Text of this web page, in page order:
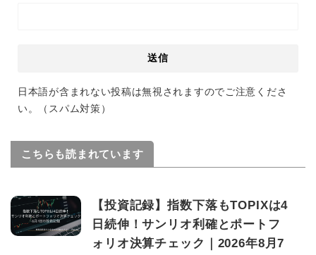
日本語が含まれない投稿は無視されますのでご注意くださ
い。（スパム対策）
こちらも読まれています
【投資記録】指数下落もTOPIXは4
日続伸！サンリオ利確とポートフ
ォリオ決算チェック｜2026年8月7